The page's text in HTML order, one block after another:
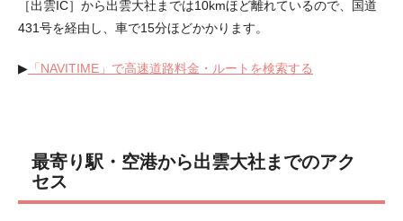
［出雲IC］から出雲大社までは10kmほど離れているので、国道
431号を経由し、車で15分ほどかかります。
▶︎ 「NAVITIME」で高速道路料金・ルートを検索する
最寄り駅・空港から出雲大社までのアク
セス